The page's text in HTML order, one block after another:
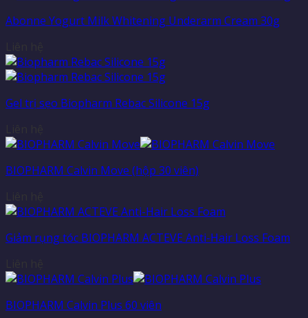
Abonne Yogurt Milk Whitening Underarm Cream 30g
Gel trị sẹo Biopharm Rebac Silicone 15g
BIOPHARM Calvin Move (hộp 30 viên)
Giảm rụng tóc BIOPHARM ACTEVE Anti-Hair Loss Foam
BIOPHARM Calvin Plus 60 viên